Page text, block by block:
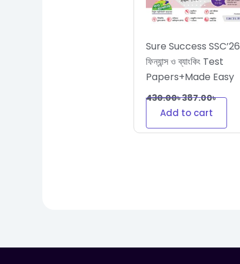
Sure Success SSC’26
ফিন্যান্স ও ব্যাংকিং Test
Papers+Made Easy
430.00৳387.00৳
Add to cart